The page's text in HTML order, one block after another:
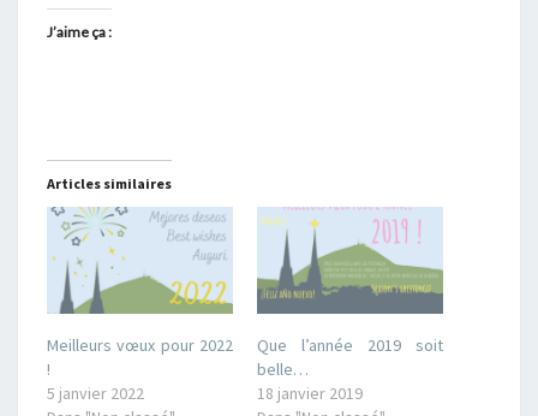
J’aime ça :
Articles similaires
Meilleurs vœux pour 2022
!
5 janvier 2022
Que l’année 2019 soit
belle…
18 janvier 2019